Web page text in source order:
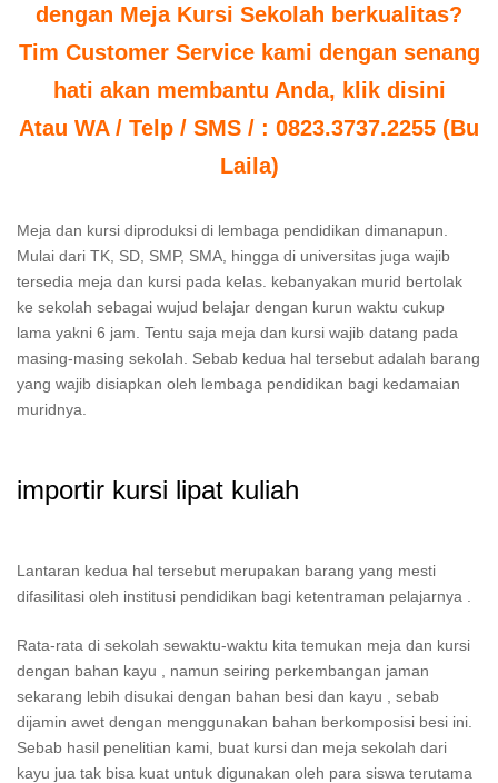
dengan Meja Kursi Sekolah berkualitas?
Tim Customer Service kami dengan senang
hati akan membantu Anda, klik disini
Atau WA / Telp / SMS / : 0823.3737.2255 (Bu
Laila)
Meja dan kursi diproduksi di lembaga pendidikan dimanapun.
Mulai dari TK, SD, SMP, SMA, hingga di universitas juga wajib
tersedia meja dan kursi pada kelas. kebanyakan murid bertolak
ke sekolah sebagai wujud belajar dengan kurun waktu cukup
lama yakni 6 jam. Tentu saja meja dan kursi wajib datang pada
masing-masing sekolah. Sebab kedua hal tersebut adalah barang
yang wajib disiapkan oleh lembaga pendidikan bagi kedamaian
muridnya.
importir kursi lipat kuliah
Lantaran kedua hal tersebut merupakan barang yang mesti
difasilitasi oleh institusi pendidikan bagi ketentraman pelajarnya .
Rata-rata di sekolah sewaktu-waktu kita temukan meja dan kursi
dengan bahan kayu , namun seiring perkembangan jaman
sekarang lebih disukai dengan bahan besi dan kayu , sebab
dijamin awet dengan menggunakan bahan berkomposisi besi ini.
Sebab hasil penelitian kami, buat kursi dan meja sekolah dari
kayu jua tak bisa kuat untuk digunakan oleh para siswa terutama